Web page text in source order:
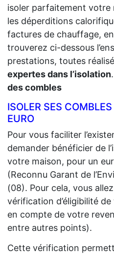
isoler parfaitement votre
les déperditions
factures de chauffage,
trouverez ci-dessous
prestations, toutes
expertes dans l’isolation.
des combles
ISOLER SES
EURO
Pour vous faciliter
demander bénéficier de
votre maison, pour un
(Reconnu Garant de
(08). Pour cela, vous
vérification d’éligibilité
en compte de votre
entre autres points).
Cette vérification